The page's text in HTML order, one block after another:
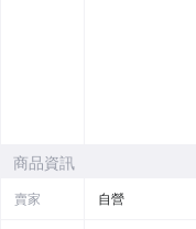
商品資訊
賣家 自營